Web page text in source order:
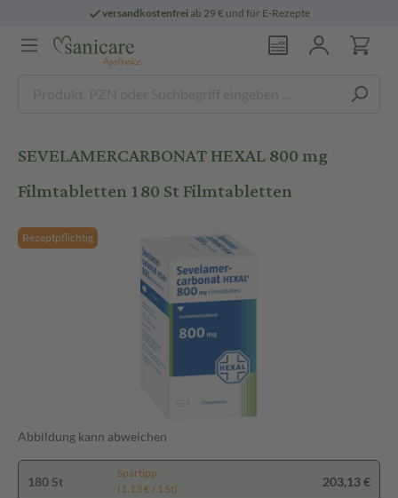
versandkostenfreiab 29 € und für E-Rezepte
SEVELAMERCARBONAT HEXAL 800 mg
Filmtabletten 180 St Filmtabletten
Rezeptpflichtig
Abbildung kann abweichen
180 St
Spartipp
(1,13 € / 1 St)
203,13 €